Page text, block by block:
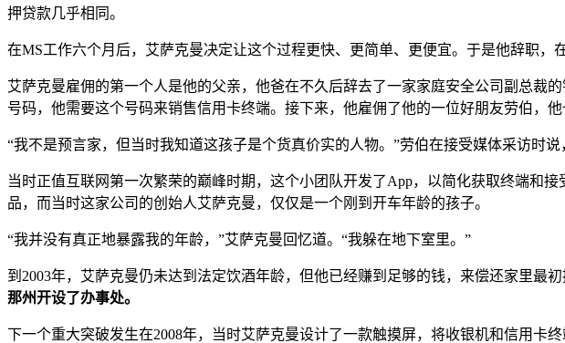
押贷款几乎相同。
在MS工作六个月后，艾萨克曼决定让这个过程更快、更简单、更便宜。于是他辞职，
艾萨克曼雇佣的第一个人是他的父亲，他爸在不久后辞去了一家家庭安全公司副总裁
号码，他需要这个号码来销售信用卡终端。接下来，他雇佣了他的一位好朋友劳伯，
“我不是预言家，但当时我知道这孩子是个货真价实的人物。”劳伯在接受媒体采访时说
当时正值互联网第一次繁荣的巅峰时期，这个小团队开发了App，以简化获取终端和
品，而当时这家公司的创始人艾萨克曼，仅仅是一个刚到开车年龄的孩子。
“我并没有真正地暴露我的年龄，”艾萨克曼回忆道。“我躲在地下室里。”
到2003年，艾萨克曼仍未达到法定饮酒年龄，但他已经赚到足够的钱，来偿还家里最
那州开设了办事处。
下一个重大突破发生在2008年，当时艾萨克曼设计了一款触摸屏，将收银机和信用卡